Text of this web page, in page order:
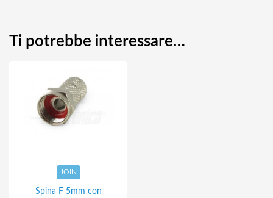
Ti potrebbe interessare…
JOIN
Spina F 5mm con